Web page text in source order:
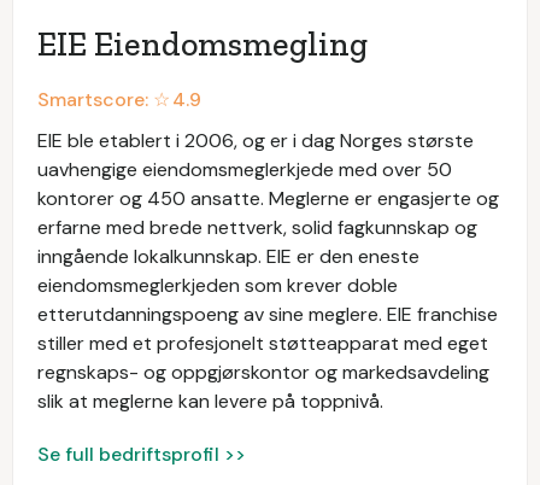
EIE Eiendomsmegling
Smartscore: ☆4.9
EIE ble etablert i 2006, og er i dag Norges største
uavhengige eiendomsmeglerkjede med over 50
kontorer og 450 ansatte. Meglerne er engasjerte og
erfarne med brede nettverk, solid fagkunnskap og
inngående lokalkunnskap. EIE er den eneste
eiendomsmeglerkjeden som krever doble
etterutdanningspoeng av sine meglere. EIE franchise
stiller med et profesjonelt støtteapparat med eget
regnskaps- og oppgjørskontor og markedsavdeling
slik at meglerne kan levere på toppnivå.
Se full bedriftsprofil >>